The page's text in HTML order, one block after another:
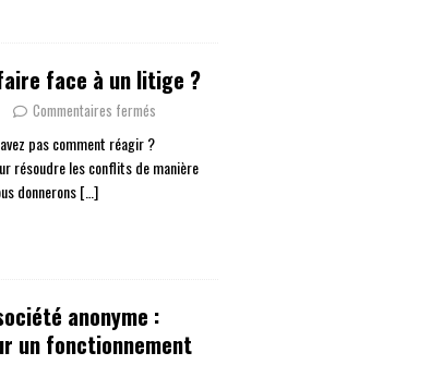
face à un litige ?
Commentaires fermés
pas comment réagir ?
résoudre les conflits de manière
donnerons[…]
anonyme :
un fonctionnement